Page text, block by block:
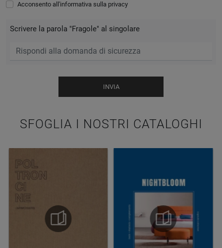
SFOGLIA I NOSTRI CATALOGHI
Acconsento all'informativa sulla privacy
Scrivere la parola "Fragole" al singolare
INVIA